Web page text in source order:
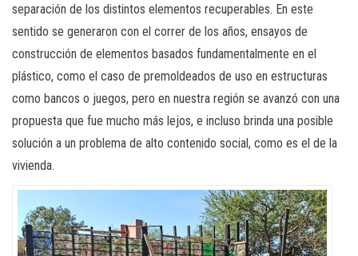
separación de los distintos elementos recuperables. En este
sentido se generaron con el correr de los años, ensayos de
construcción de elementos basados fundamentalmente en el
plástico, como el caso de premoldeados de uso en estructuras
como bancos o juegos, pero en nuestra región se avanzó con una
propuesta que fue mucho más lejos, e incluso brinda una posible
solución a un problema de alto contenido social, como es el de la
vivienda.